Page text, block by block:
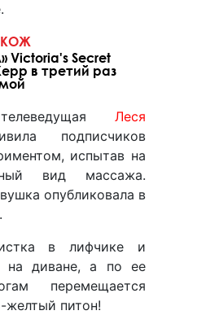
Victoria's Secret
в третий раз
Леся
подписчиков
испытав на
вид массажа.
опубликовала в
в лифчике и
на диване, а по ее
перемещается
желтый питон!